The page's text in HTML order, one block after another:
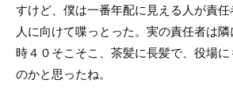
すけど、僕は一番年配に見える人が責
人に向けて喋っとった。実の責任者は
時４０そこそこ、茶髪に長髪で、役場
のかと思ったね。